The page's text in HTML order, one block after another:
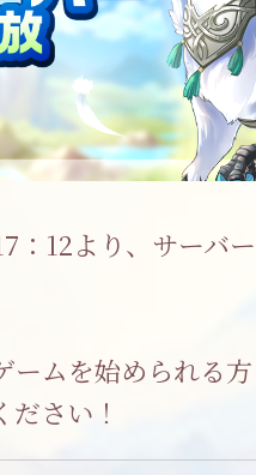
：12より、サーバ
ームを始められる
ださい！